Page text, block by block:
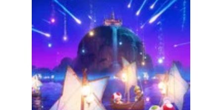
Apple tv+
Peacock